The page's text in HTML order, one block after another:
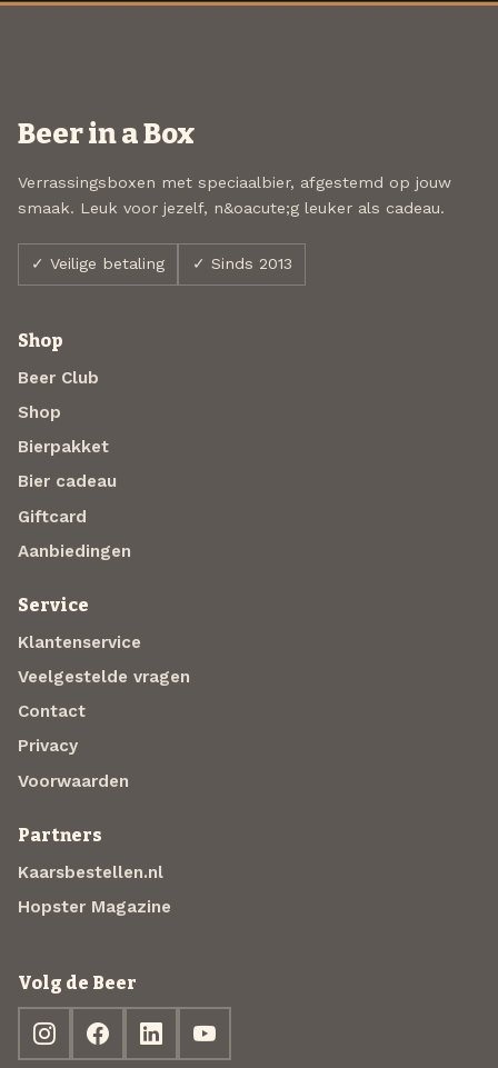
Beer in a Box
Verrassingsboxen met speciaalbier, afgestemd op jouw
smaak. Leuk voor jezelf, n&oacute;g leuker als cadeau.
✓ Veilige betaling ✓ Sinds 2013
Shop
Beer Club
Shop
Bierpakket
Bier cadeau
Giftcard
Aanbiedingen
Service
Klantenservice
Veelgestelde vragen
Contact
Privacy
Voorwaarden
Partners
Kaarsbestellen.nl
Hopster Magazine
Volg de Beer